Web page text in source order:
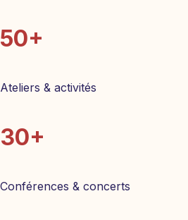
50+
Ateliers & activités
30+
Conférences & concerts